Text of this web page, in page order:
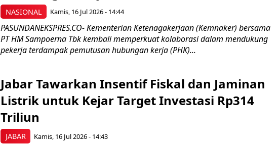
NASIONAL Kamis, 16 Jul 2026 - 14:44
PASUNDANEKSPRES.CO- Kementerian Ketenagakerjaan (Kemnaker) bersama
PT HM Sampoerna Tbk kembali memperkuat kolaborasi dalam mendukung
pekerja terdampak pemutusan hubungan kerja (PHK)...
JABAR
Jabar Tawarkan Insentif Fiskal dan Jaminan
Listrik untuk Kejar Target Investasi Rp314
Triliun
Kamis, 16 Jul 2026 - 14:43